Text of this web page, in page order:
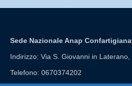
Sede Nazionale Anap
Indirizzo: Via S. Giovanni in
Telefono: 0670374202